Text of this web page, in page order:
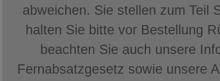
abweichen. Sie stellen zum Teil
halten Sie bitte vor Bestellung
beachten Sie auch unsere
Fernabsatzgesetz sowie unsere